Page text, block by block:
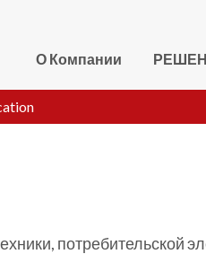
О Компании
потребительской